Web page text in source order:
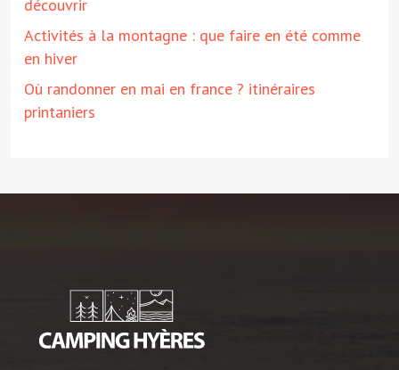
découvrir
Activités à la montagne : que faire en été comme
en hiver
Où randonner en mai en france ? itinéraires
printaniers